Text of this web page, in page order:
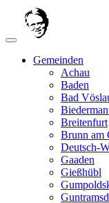
Gemeinden
Achau
Baden
Bad
Breitenfurt
Brunn am
Deutsch-
Gaaden
Gießhübl